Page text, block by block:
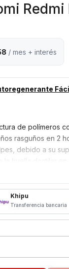
Redmi
/ mes + interés
de polímeros
rasguños en 2
debido a su
huella dactilar en
los equipos,
la manipulación.
Khipu
Transferencia bancaria